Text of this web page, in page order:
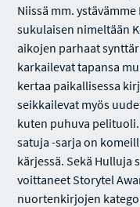
Niissä mm.
sukulaisen nimeltään
aikojen parhaat
karkailevat tapansa
kertaa paikallisessa
seikkailevat myös
kuten puhuva
satuja -sarja on
kärjessä. Sekä Hulluja
voittaneet Storytel
nuortenkirjojen